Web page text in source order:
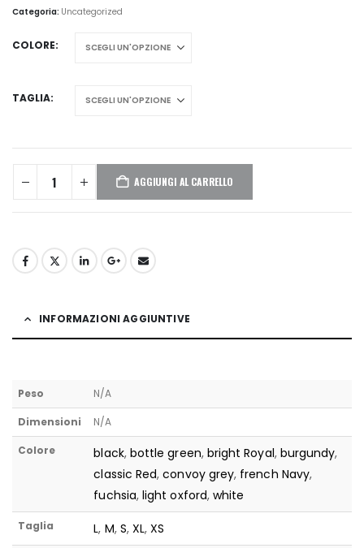
Categoria: Uncategorized
COLORE
TAGLIA
AGGIUNGI AL CARRELLO
INFORMAZIONI AGGIUNTIVE
Peso N/A
Dimensioni N/A
Colore black, bottle green, bright Royal, burgundy,
classic Red,convoy grey, french Navy,
fuchsia,light oxford, white
Taglia L, M, S,XL,XS